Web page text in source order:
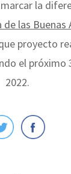
la
las Buenas
proyecto
el próximo
2022.